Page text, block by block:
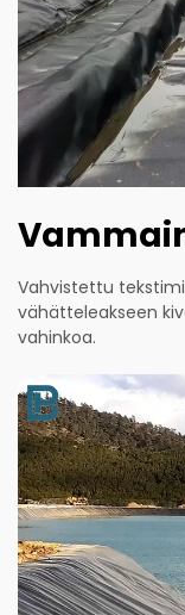
Vahvistettu
vähätteleakseen
vahinkoa.